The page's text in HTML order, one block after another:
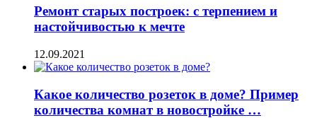
Ремонт старых построек: с терпением и
настойчивостью к мечте
12.09.2021
Какое количество розеток в доме? Пример
количества комнат в новостройке …